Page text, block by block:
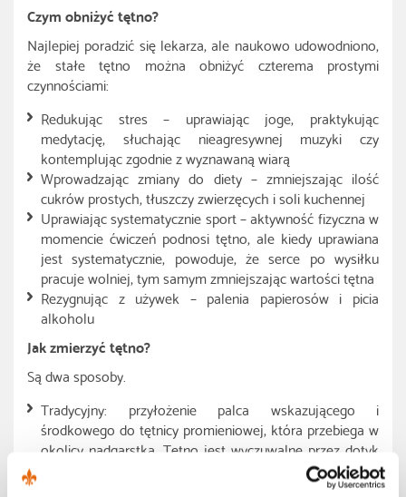
Czym obniżyć tętno?
Najlepiej poradzić się lekarza, ale naukowo udowodniono,
że stałe tętno można obniżyć czterema prostymi
czynnościami:
Redukując stres – uprawiając joge, praktykując
medytację, słuchając nieagresywnej muzyki czy
kontemplując zgodnie z wyznawaną wiarą
Wprowadzając zmiany do diety – zmniejszając ilość
cukrów prostych, tłuszczy zwierzęcych i soli kuchennej
Uprawiając systematycznie sport – aktywność fizyczna w
momencie ćwiczeń podnosi tętno, ale kiedy uprawiana
jest systematycznie, powoduje, że serce po wysiłku
pracuje wolniej, tym samym zmniejszając wartości tętna
Rezygnując z używek – palenia papierosów i picia
alkoholu
Jak zmierzyć tętno?
Są dwa sposoby.
Tradycyjny: przyłożenie palca wskazującego i
środkowego do tętnicy promieniowej, która przebiega w
okolicy nadgarstka. Tętno jest wyczuwalne przez dotyk
także w tętnicach zewnętrznych: na szyi czy skroni.
Liczba wyczuwalnych uderzeń na minutę, na przykład po